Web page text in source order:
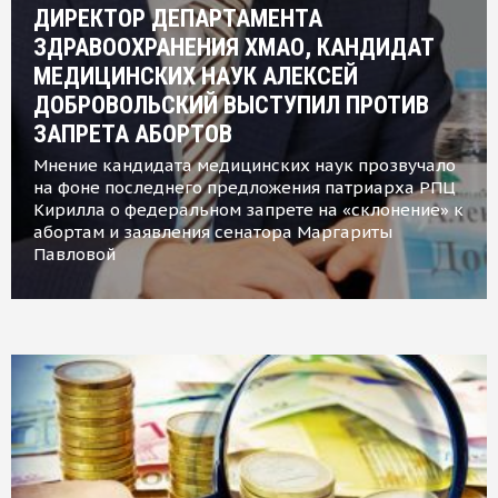
ДИРЕКТОР ДЕПАРТАМЕНТА
ЗДРАВООХРАНЕНИЯ ХМАО, КАНДИДАТ
МЕДИЦИНСКИХ НАУК АЛЕКСЕЙ
ДОБРОВОЛЬСКИЙ ВЫСТУПИЛ ПРОТИВ
ЗАПРЕТА АБОРТОВ
Мнение кандидата медицинских наук прозвучало
на фоне последнего предложения патриарха РПЦ
Кирилла о федеральном запрете на «склонение» к
абортам и заявления сенатора Маргариты
Павловой